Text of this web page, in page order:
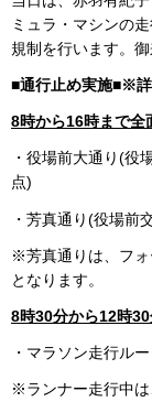
ミュラ・マシンの
規制を行います。御
■通行止め実施■※詳
8時から16時まで全
・役場前大通り(役
点)
・芳真通り(役場前
※芳真通りは、フォ
となります。
8時30分から12時
・マラソン走行ルー
※ランナー走行中は